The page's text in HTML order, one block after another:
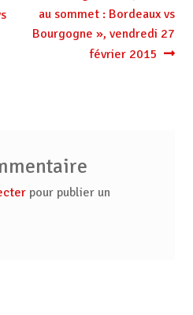
suivant :
au sommet : Bordeaux vs
Bourgogne », vendredi 27
février 2015
pour publier un